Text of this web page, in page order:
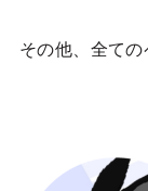
その他、全ての